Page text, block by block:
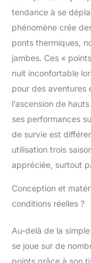
tendance à se
phénomène crée
ponts thermiques,
jambes. Ces «
nuit inconfortable
pour des aventures
l’ascension de
ses performances
de survie est
utilisation trois
appréciée, surtout
Conception et
conditions réelles ?
Au-delà de la
se joue sur de
points grâce à son